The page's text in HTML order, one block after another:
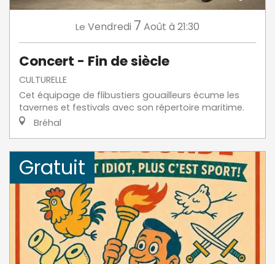
Le Vendredi 7 Août à 21:30
Concert - Fin de siècle
CULTURELLE
Cet équipage de flibustiers gouailleurs écume les
tavernes et festivals avec son répertoire maritime.
Bréhal
Gratuit